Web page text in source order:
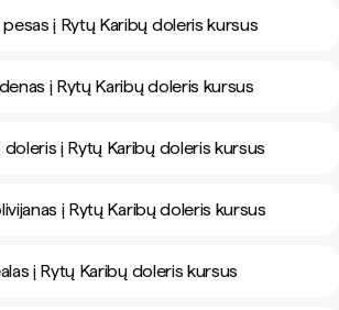
į Rytų Karibų doleris kursus
į Rytų Karibų doleris kursus
į Rytų Karibų doleris kursus
į Rytų Karibų doleris kursus
į Rytų Karibų doleris kursus